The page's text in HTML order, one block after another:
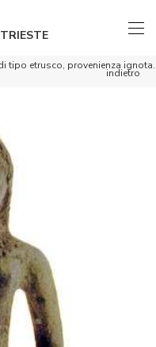
indietro
tipo etrusco, provenienza ignota.